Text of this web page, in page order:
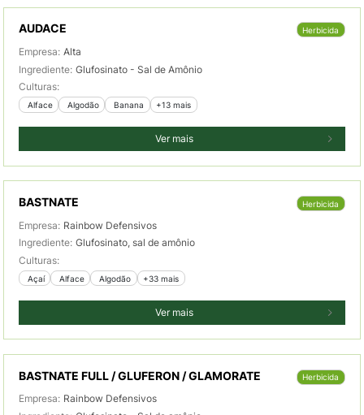
AUDACE Herbicida
Empresa: Alta
Ingrediente: Glufosinato - Sal de Amônio
Culturas:
Alface Algodão Banana +13 mais
Ver mais
BASTNATE Herbicida
Empresa: Rainbow Defensivos
Ingrediente: Glufosinato, sal de amônio
Culturas:
Açaí Alface Algodão +33 mais
Ver mais
BASTNATE FULL / GLUFERON / GLAMORATE Herbicida
Empresa: Rainbow Defensivos